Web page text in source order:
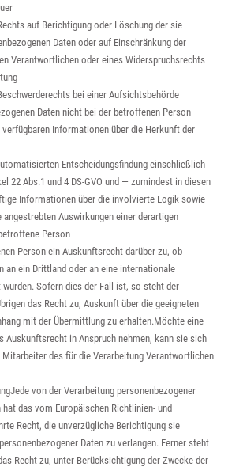
auf Berichtigung oder Löschung der sie
Daten oder auf Einschränkung der
Verantwortlichen oder eines Widerspruchsrechts
bei einer Aufsichtsbehörde
Daten nicht bei der betroffenen Person
verfügbaren Informationen über die Herkunft der
Entscheidungsfindung einschließlich
22 Abs.1 und 4 DS-GVO und — zumindest in diesen
Informationen über die involvierte Logik sowie
angestrebten Auswirkungen einer derartigen
Person
Person ein Auskunftsrecht darüber zu, ob
an ein Drittland oder an eine internationale
Sofern dies der Fall ist, so steht der
das Recht zu, Auskunft über die geeigneten
mit der Übermittlung zu erhalten.Möchte eine
Auskunftsrecht in Anspruch nehmen, kann sie sich
des für die Verarbeitung Verantwortlichen
von der Verarbeitung personenbezogener
das vom Europäischen Richtlinien- und
Recht, die unverzügliche Berichtigung sie
Daten zu verlangen. Ferner steht
Recht zu, unter Berücksichtigung der Zwecke der